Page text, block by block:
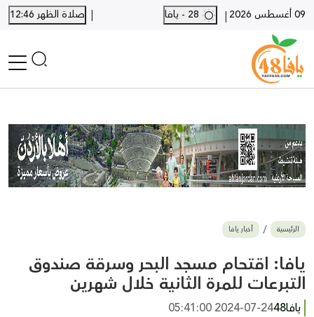
09 أغسطس 2026 |
| صلاة الظهر 12:46
أخبار محلية
أخبار يافا
SHORTS
أخبار اللد والرملة
بيع وشراء
أخبار القدس
وفيات
المزيد
الرئيسية أخبار يافا
يافا: اقتحام مسجد البحر وسرقة صندوق
التبرعات للمرة الثانية خلال شهرين
يافا48
2024-07-24 05:41:00